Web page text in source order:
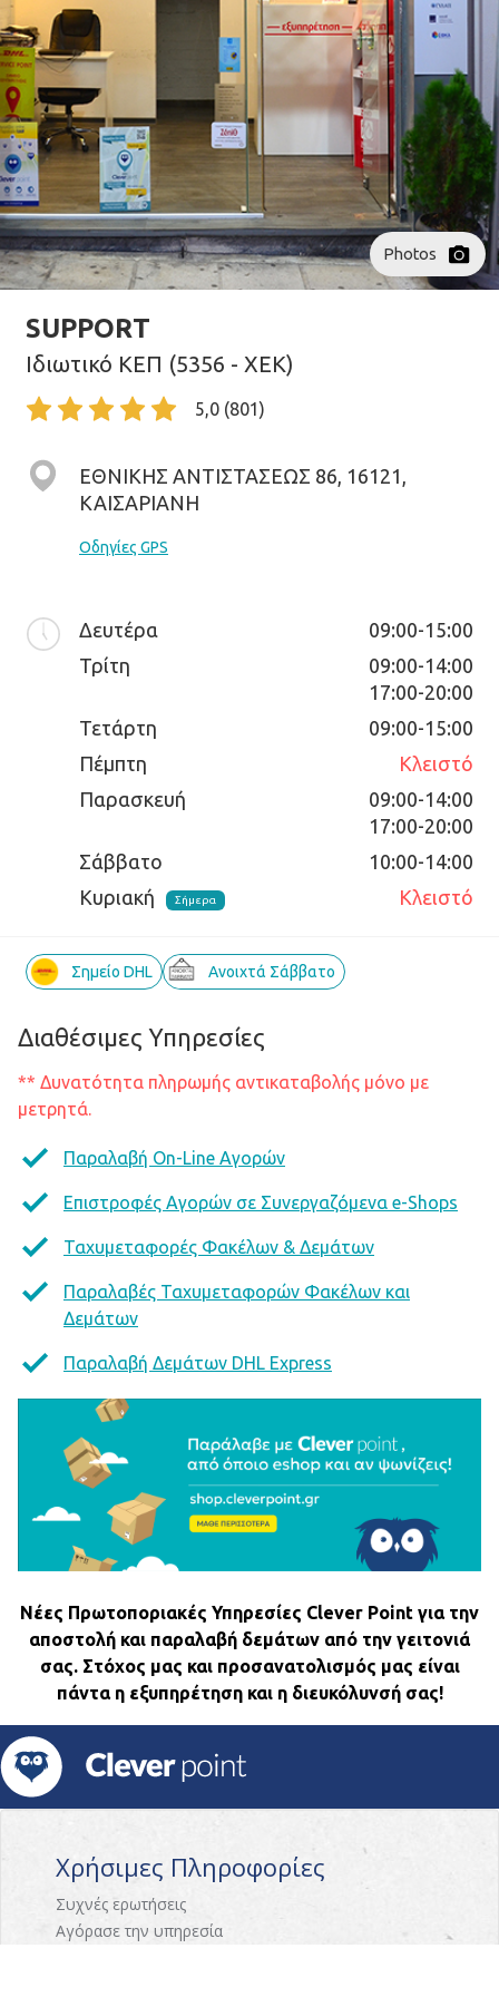
Photos
SUPPORT
Ιδιωτικό ΚΕΠ (5356 - XEK)
5,0 (801)
ΕΘΝΙΚΗΣ ΑΝΤΙΣΤΑΣΕΩΣ 86, 16121,
ΚΑΙΣΑΡΙΑΝΗ
Οδηγίες GPS
Δευτέρα
09:00-15:00
Τρίτη
09:00-14:00
17:00-20:00
Τετάρτη
09:00-15:00
Πέμπτη
Κλειστό
Παρασκευή
09:00-14:00
17:00-20:00
Σάββατο
10:00-14:00
Κυριακή
Σήμερα Κλειστό
Σημείο DHL Ανοιχτά Σάββατο
Διαθέσιμες Υπηρεσίες
** Δυνατότητα πληρωμής αντικαταβολής μόνο με
μετρητά.
Παραλαβή On-Line Αγορών
Επιστροφές Αγορών σε Συνεργαζόμενα e-Shops
Ταχυμεταφορές Φακέλων & Δεμάτων
Παραλαβές Ταχυμεταφορών Φακέλων και
Δεμάτων
Παραλαβή Δεμάτων DHL Express
Νέες Πρωτοποριακές Υπηρεσίες Clever Point για την
αποστολή και παραλαβή δεμάτων από την γειτονιά
σας. Στόχος μας και προσανατολισμός μας είναι
πάντα η εξυπηρέτηση και η διευκόλυνσή σας!
Χρήσιμες Πληροφορίες
Συχνές ερωτήσεις
Αγόρασε την υπηρεσία